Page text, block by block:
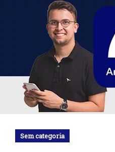
Sem categoria